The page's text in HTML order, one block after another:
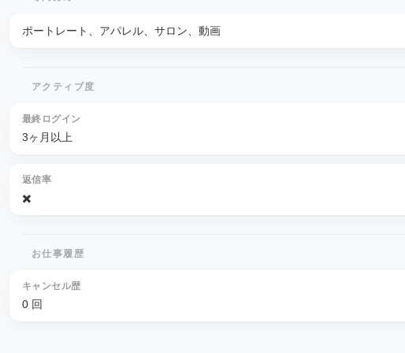
ポートレート、アパレル、サロン、動画
アクティブ度
最終ログイン
3ヶ月以上
返信率
✖️
お仕事履歴
キャンセル歴
0 回